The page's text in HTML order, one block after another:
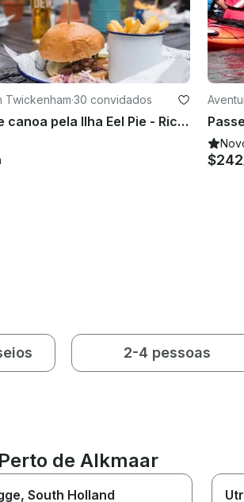
Twickenham·30 convidados
Passeio de canoa pela Ilha Eel Pie - Richmond, Londres
$242
2-4 pessoas
de Alkmaar
, South Holland